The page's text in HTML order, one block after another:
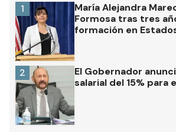
María Alejandra
Formosa tras tres
formación en
1
El Gobernador
salarial del 15% para
2